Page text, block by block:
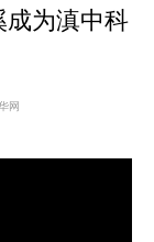
为滇中科
网